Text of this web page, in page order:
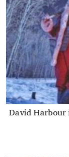
David Harbour